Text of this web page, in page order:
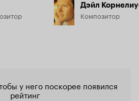
Дэйл
Композитор
у него поскорее появился
рейтинг